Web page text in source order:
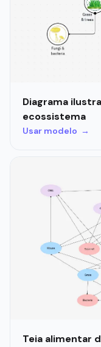
Diagrama
ecossistema
Usar modelo →
Teia alimentar